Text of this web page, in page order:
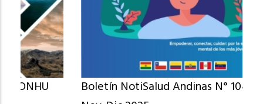
Boletín NotiSalud Andinas N° 104 Oct-